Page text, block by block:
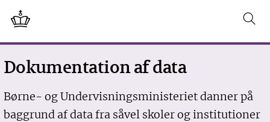
Dokumentation af data
Børne- og Undervisningsministeriet danner på
baggrund af data fra såvel skoler og institutioner